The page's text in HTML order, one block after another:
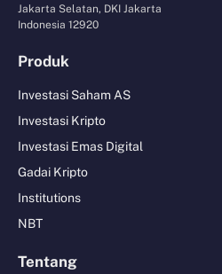
Jakarta Selatan, DKI Jakarta
Indonesia 12920
Produk
Investasi Saham AS
Investasi Kripto
Investasi Emas Digital
Gadai Kripto
Institutions
NBT
Tentang